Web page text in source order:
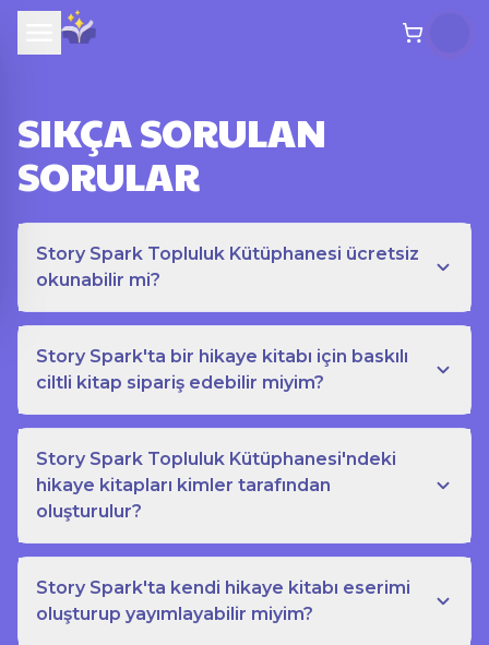
SIKÇA SORULAN
SORULAR
Story Spark Topluluk Kütüphanesi ücretsiz
okunabilir mi?
Story Spark'ta bir hikaye kitabı için baskılı
ciltli kitap sipariş edebilir miyim?
Story Spark Topluluk Kütüphanesi'ndeki
hikaye kitapları kimler tarafından
oluşturulur?
Story Spark'ta kendi hikaye kitabı eserimi
oluşturup yayımlayabilir miyim?